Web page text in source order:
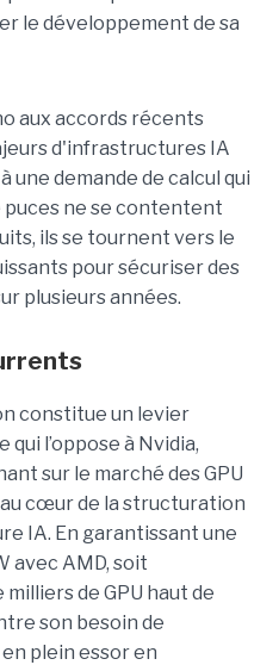
le développement de sa
aux accords récents
d'infrastructures IA
une demande de calcul qui
puces ne se contentent
ils se tournent vers le
pour sécuriser des
plusieurs années.
constitue un levier
l’oppose à Nvidia,
sur le marché des GPU
au cœur de la structuration
IA. En garantissant une
avec AMD, soit
milliers de GPU haut de
son besoin de
plein essor en